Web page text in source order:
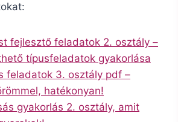
fejlesztő feladatok 2. osztály –
típusfeladatok gyakorlása
feladatok 3. osztály pdf –
hatékonyan!
gyakorlás 2. osztály, amit